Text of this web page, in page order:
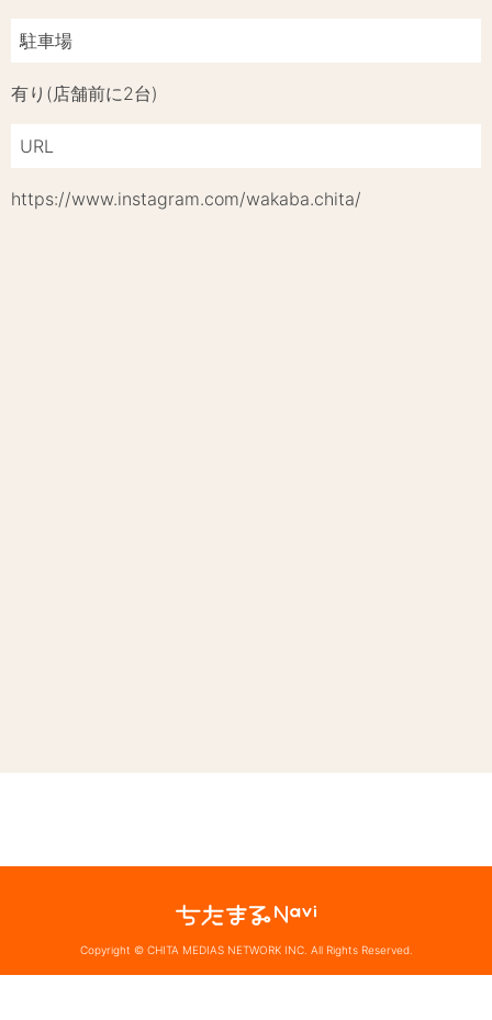
駐車場
有り(店舗前に2台)
URL
https://www.instagram.com/wakaba.chita/
Copyright © CHITA MEDIAS NETWORK INC. All Rights Reserved.